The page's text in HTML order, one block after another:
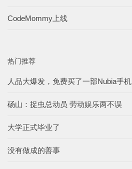
CodeMommy上线
热门推荐
人品大爆发，免费买了一部Nubia手机
砀山：捉虫总动员 劳动娱乐两不误
大学正式毕业了
没有做成的善事